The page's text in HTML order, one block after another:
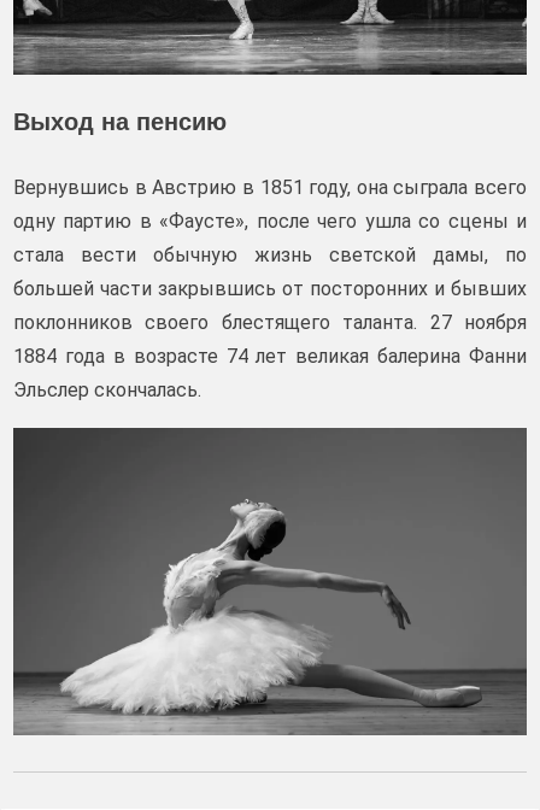
Выход на пенсию
Вернувшись в Австрию в 1851 году, она сыграла всего
одну партию в «Фаусте», после чего ушла со сцены и
стала вести обычную жизнь светской дамы, по
большей части закрывшись от посторонних и бывших
поклонников своего блестящего таланта. 27 ноября
1884 года в возрасте 74 лет великая балерина Фанни
Эльслер скончалась.